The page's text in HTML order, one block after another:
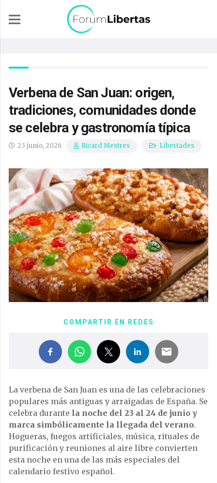
Verbena de San Juan: origen,
tradiciones, comunidades donde
se celebra y gastronomía típica
23 junio, 2026 Ricard Mestres Libertades
COMPARTIR EN REDES
La verbena de San Juan es una de las celebraciones
populares más antiguas y arraigadas de España. Se
celebra durante la noche del 23 al 24 de junio y
marca simbólicamente la llegada del verano.
Hogueras, fuegos artificiales, música, rituales de
purificación y reuniones al aire libre convierten
esta noche en una de las más especiales del
calendario festivo español.